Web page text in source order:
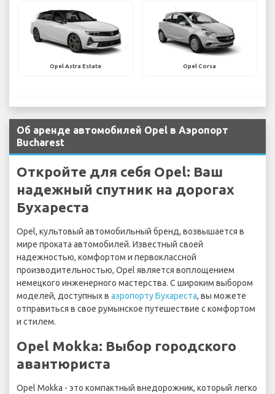
Opel Astra Estate Opel Corsa
Об аренде автомобилей Opel в Аэропорт
Bucharest
Откройте для себя Opel: Ваш
надежный спутник на дорогах
Бухареста
Opel, культовый автомобильный бренд, возвышается в
мире проката автомобилей. Известный своей
надежностью, комфортом и первоклассной
производительностью, Opel является воплощением
немецкого инженерного мастерства. С широким выбором
моделей, доступных в аэропорту Бухареста, вы можете
отправиться в свое румынское путешествие с комфортом
и стилем.
Opel Mokka: Выбор городского
авантюриста
Opel Mokka - это компактный внедорожник, который легко